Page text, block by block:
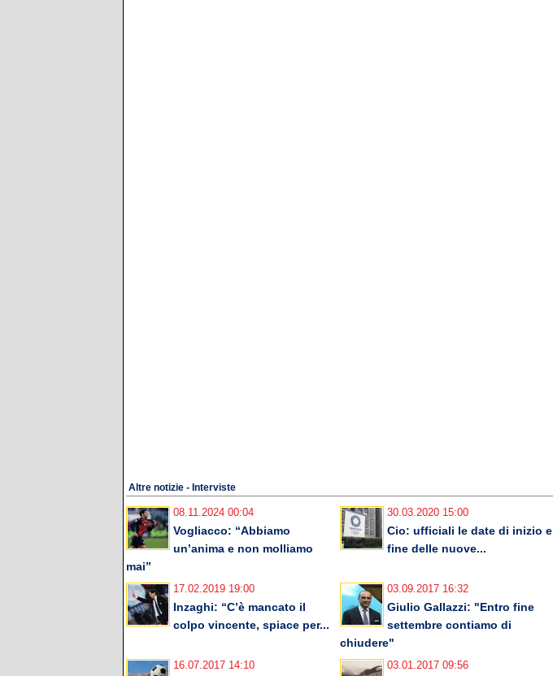
Altre notizie - Interviste
08.11.2024 00:04
Vogliacco: “Abbiamo
un’anima e non molliamo
mai”
30.03.2020 15:00
Cio: ufficiali le date di inizio e
fine delle nuove...
17.02.2019 19:00
Inzaghi: “C’è mancato il
colpo vincente, spiace per...
03.09.2017 16:32
Giulio Gallazzi: "Entro fine
settembre contiamo di
chiudere"
16.07.2017 14:10 03.01.2017 09:56